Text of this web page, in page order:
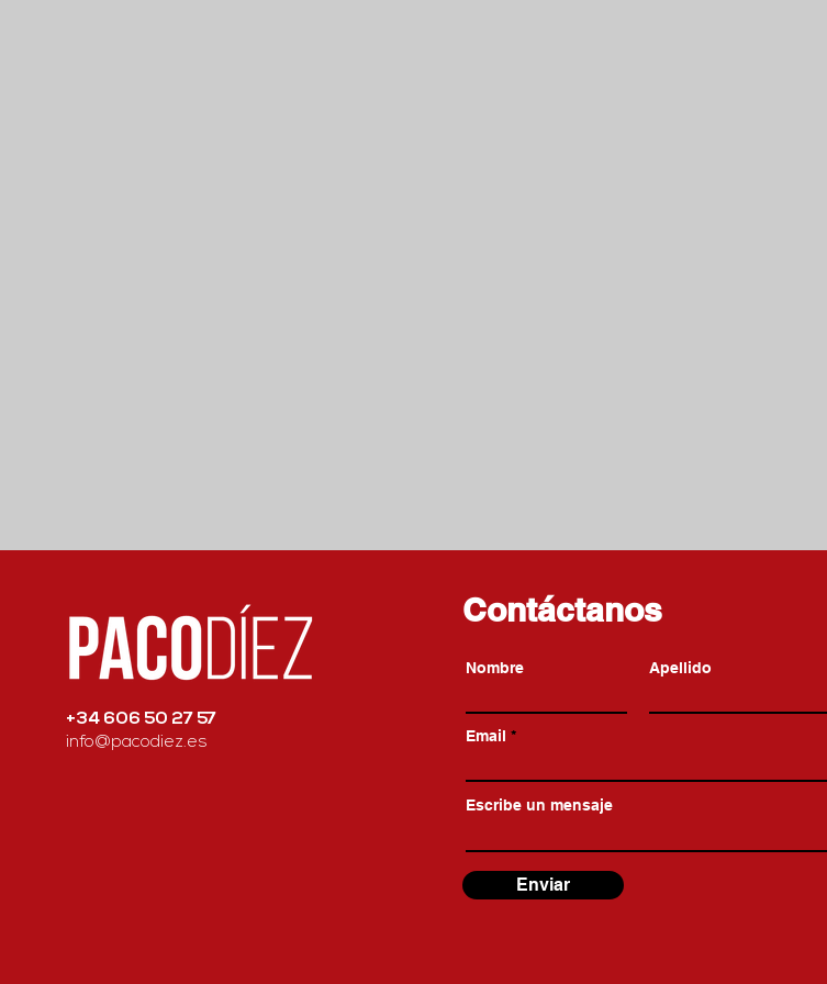
+34 606 50 27 57
info@pacodiez.es
Contáctanos
Nombre Apellido
Email
Escribe un mensaje
Enviar